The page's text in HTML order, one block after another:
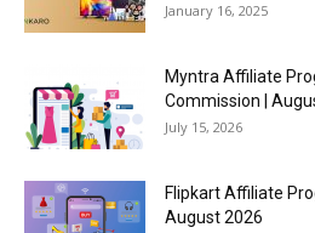
January 16, 2025
Myntra Affiliate
Commission |
July 15, 2026
Flipkart Affiliate
August 2026